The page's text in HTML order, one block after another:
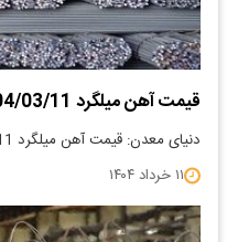
قیمت آهن میلگرد 1404/03/11
دنیای معدن: قیمت آهن میلگرد 1404/03/11
۱۱ خرداد ۱۴۰۴